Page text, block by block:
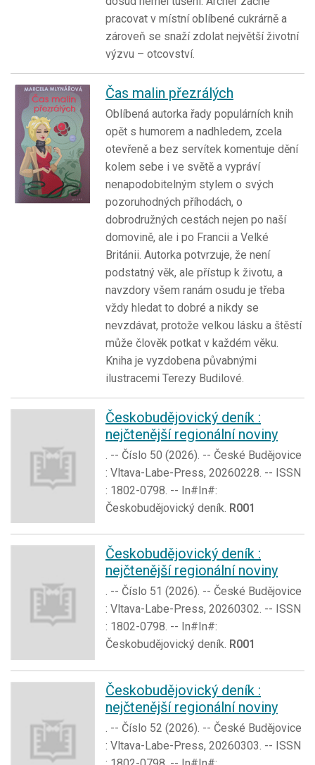
pracovat v místní oblíbené cukrárně a
zároveň se snaží zdolat největší životní
výzvu – otcovství.
Čas malin přezrálých
Oblíbená autorka řady populárních knih
opět s humorem a nadhledem, zcela
otevřeně a bez servítek komentuje dění
kolem sebe i ve světě a vypráví
nenapodobitelným stylem o svých
pozoruhodných příhodách, o
dobrodružných cestách nejen po naší
domovině, ale i po Francii a Velké
Británii. Autorka potvrzuje, že není
podstatný věk, ale přístup k životu, a
navzdory všem ranám osudu je třeba
vždy hledat to dobré a nikdy se
nevzdávat, protože velkou lásku a štěstí
může člověk potkat v každém věku.
Kniha je vyzdobena půvabnými
ilustracemi Terezy Budilové.
Českobudějovický deník :
nejčtenější regionální noviny
. -- Číslo 50 (2026). -- České Budějovice
: Vltava-Labe-Press, 20260228. -- ISSN
: 1802-0798. -- In#In#:
Českobudějovický deník. R001
Českobudějovický deník :
nejčtenější regionální noviny
. -- Číslo 51 (2026). -- České Budějovice
: Vltava-Labe-Press, 20260302. -- ISSN
: 1802-0798. -- In#In#:
Českobudějovický deník. R001
Českobudějovický deník :
nejčtenější regionální noviny
. -- Číslo 52 (2026). -- České Budějovice
: Vltava-Labe-Press, 20260303. -- ISSN